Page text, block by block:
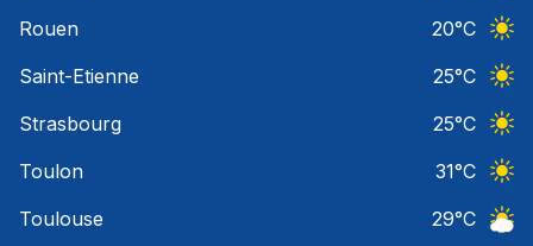
Rouen
20°C
Saint-Etienne
25°C
Strasbourg
25°C
Toulon
31°C
Toulouse
29°C